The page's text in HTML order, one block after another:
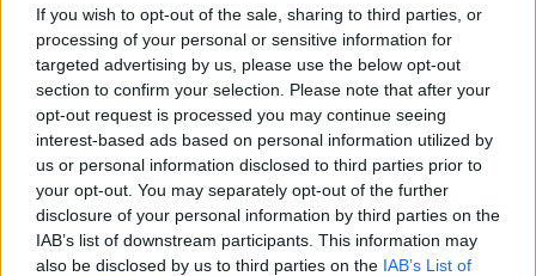
If you wish to opt-out of the sale, sharing to third parties, or
processing of your personal or sensitive information for
targeted advertising by us, please use the below opt-out
section to confirm your selection. Please note that after your
opt-out request is processed you may continue seeing
interest-based ads based on personal information utilized by
us or personal information disclosed to third parties prior to
your opt-out. You may separately opt-out of the further
disclosure of your personal information by third parties on the
IAB’s list of downstream participants. This information may
also be disclosed by us to third parties on the IAB’s List of
Xαρακτήρες: 0/1000
Διαβάστε και ακολουθήστε τους κανόνες σχολιασμού
ΠΡΟΣΘΗΚΗ
TRENDING